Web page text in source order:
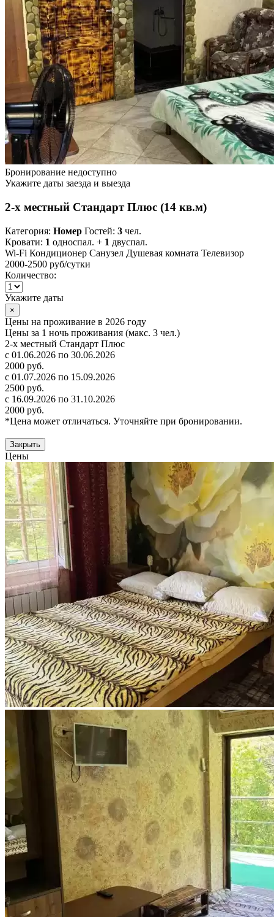
Бронирование недоступно
Укажите даты заезда и выезда
2-х местный Стандарт Плюс (14 кв.м)
Категория: Номер Гостей: 3 чел.
Кровати: 1 односпал. + 1 двуспал.
Wi-Fi Кондиционер Санузел Душевая комната Телевизор
2000-2500 руб/сутки
Количество:
Укажите даты
×
Цены на проживание в 2026 году
Цены за 1 ночь проживания (макс. 3 чел.)
2-х местный Стандарт Плюс
с 01.06.2026 по 30.06.2026
2000 руб.
с 01.07.2026 по 15.09.2026
2500 руб.
с 16.09.2026 по 31.10.2026
2000 руб.
*Цена может отличаться. Уточняйте при бронировании.
Закрыть
Цены